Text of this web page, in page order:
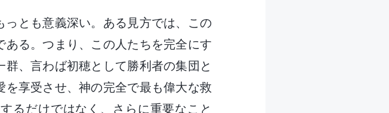
とも意義深い。ある見方では、この
る。つまり、この人たちを完全にす
、言わば初穂として勝利者の集団と
享受させ、神の完全で最も偉大な救
るだけではなく、さらに重要なこと